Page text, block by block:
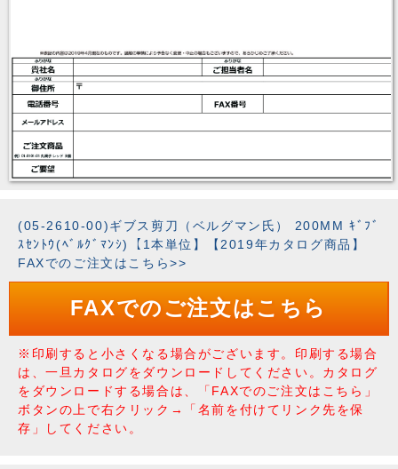
(05-2610-00)ギブス剪刀（ベルグマン氏） 200MM ｷﾞﾌﾞ
ｽｾﾝﾄｳ(ﾍﾞﾙｸﾞﾏﾝｼ)【1本単位】【2019年カタログ商品】
FAXでのご注文はこちら>>
FAXでのご注文はこちら
※印刷すると小さくなる場合がございます。印刷する場合
は、一旦カタログをダウンロードしてください。カタログ
をダウンロードする場合は、「FAXでのご注文はこちら」
ボタンの上で右クリック→「名前を付けてリンク先を保
存」してください。